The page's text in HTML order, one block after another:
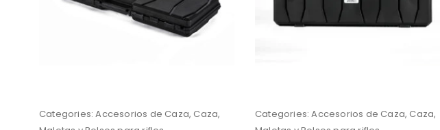
Categories:Accesorios de Caza, Caza,
Categories:Accesorios de Caza, Caza,